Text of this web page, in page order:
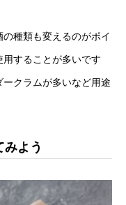
種類も変えるのがポイ
することが多いです
クラムが多いなど用途
よう